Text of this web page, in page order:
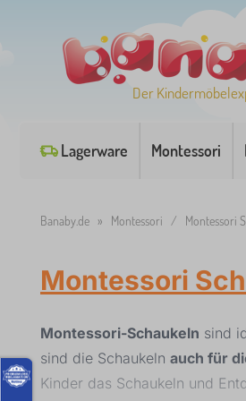
Der
Lagerware Montessori
Banaby.de » Montessori / Montessori
Montessori
Montessori-Schaukeln sind
sind die Schaukeln auch für
Kinder das Schaukeln und